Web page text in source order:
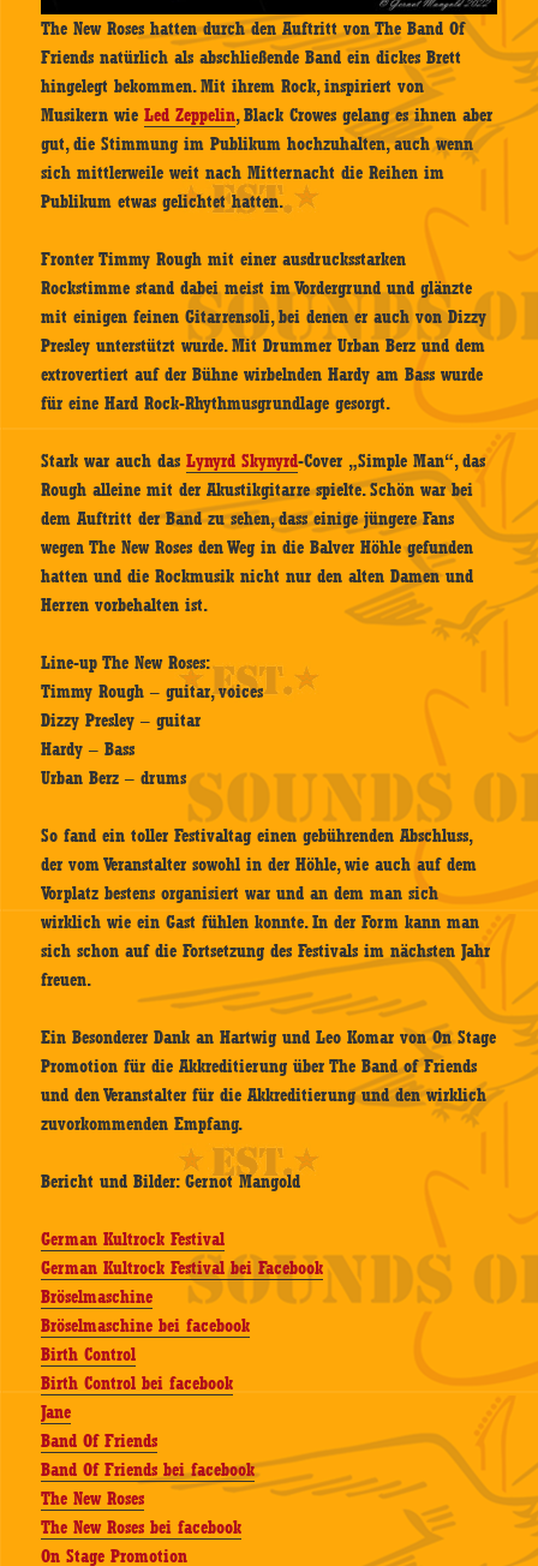
The New Roses hatten durch den Auftritt von The Band Of
Friends natürlich als abschließende Band ein dickes Brett
hingelegt bekommen. Mit ihrem Rock, inspiriert von
Musikern wieLed Zeppelin, Black Crowes gelang es ihnen aber
gut, die Stimmung im Publikum hochzuhalten, auch wenn
sich mittlerweile weit nach Mitternacht die Reihen im
Publikum etwas gelichtet hatten.
Fronter Timmy Rough mit einer ausdrucksstarken
Rockstimme stand dabei meist im Vordergrund und glänzte
mit einigen feinen Gitarrensoli, bei denen er auch von Dizzy
Presley unterstützt wurde. Mit Drummer Urban Berz und dem
extrovertiert auf der Bühne wirbelnden Hardy am Bass wurde
für eine Hard Rock-Rhythmusgrundlage gesorgt.
Stark war auch dasLynyrd Skynyrd-Cover „Simple Man“, das
Rough alleine mit der Akustikgitarre spielte. Schön war bei
dem Auftritt der Band zu sehen, dass einige jüngere Fans
wegen The New Roses den Weg in die Balver Höhle gefunden
hatten und die Rockmusik nicht nur den alten Damen und
Herren vorbehalten ist.
Line-up The New Roses:
Timmy Rough – guitar, voices
Dizzy Presley – guitar
Hardy – Bass
Urban Berz – drums
So fand ein toller Festivaltag einen gebührenden Abschluss,
der vom Veranstalter sowohl in der Höhle, wie auch auf dem
Vorplatz bestens organisiert war und an dem man sich
wirklich wie ein Gast fühlen konnte. In der Form kann man
sich schon auf die Fortsetzung des Festivals im nächsten Jahr
freuen.
Ein Besonderer Dank an Hartwig und Leo Komar von On Stage
Promotion für die Akkreditierung über The Band of Friends
und den Veranstalter für die Akkreditierung und den wirklich
zuvorkommenden Empfang.
Bericht und Bilder: Gernot Mangold
German Kultrock Festival
German Kultrock Festival bei Facebook
Bröselmaschine
Bröselmaschine bei facebook
Birth Control
Birth Control bei facebook
Jane
Band Of Friends
Band Of Friends bei facebook
The New Roses
The New Roses bei facebook
On Stage Promotion